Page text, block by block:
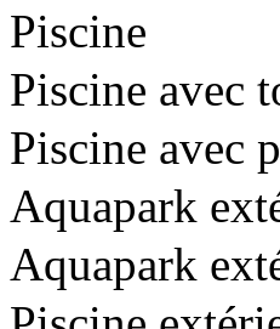
Piscine
Piscine avec
Piscine avec
Aquapark
Aquapark